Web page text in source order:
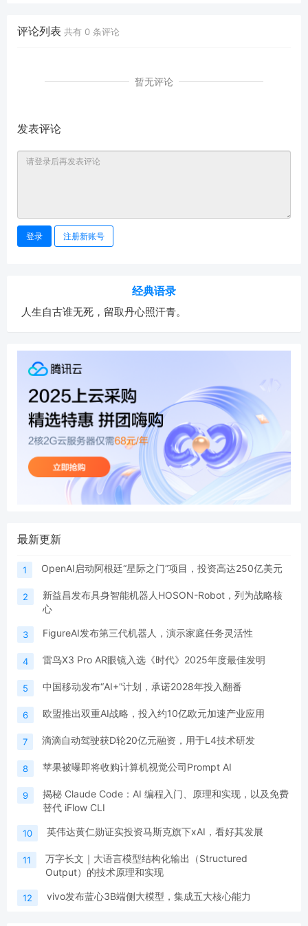
评论列表 共有 0 条评论
暂无评论
发表评论
登录 注册新账号
经典语录
人生自古谁无死，留取丹心照汗青。
最新更新
1 OpenAI启动阿根廷“星际之门”项目，投资高达250亿美元
2
新益昌发布具身智能机器人HOSON-Robot，列为战略核
心
3 FigureAI发布第三代机器人，演示家庭任务灵活性
4 雷鸟X3 Pro AR眼镜入选《时代》2025年度最佳发明
5 中国移动发布“AI+”计划，承诺2028年投入翻番
6 欧盟推出双重AI战略，投入约10亿欧元加速产业应用
7 滴滴自动驾驶获D轮20亿元融资，用于L4技术研发
8 苹果被曝即将收购计算机视觉公司Prompt AI
9
揭秘 Claude Code：AI 编程入门、原理和实现，以及免费
替代 iFlow CLI
10 英伟达黄仁勋证实投资马斯克旗下xAI，看好其发展
11
万字长文｜大语言模型结构化输出（Structured
Output）的技术原理和实现
12 vivo发布蓝心3B端侧大模型，集成五大核心能力